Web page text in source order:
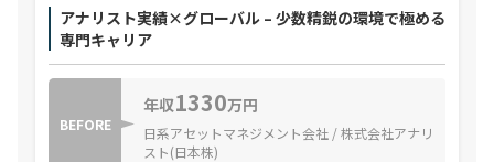
アナリスト実績×グローバル – 少数精鋭の環境で極める
専門キャリア
BEFORE
年収1330万円
日系アセットマネジメント会社 / 株式会社アナリ
スト(日本株)